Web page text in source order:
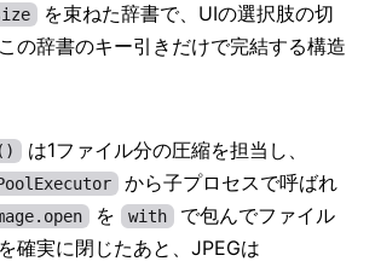
を束ねた辞書で、UIの選択肢の切
の辞書のキー引きだけで完結する構造
は1ファイル分の圧縮を担当し、
から子プロセスで呼ばれ
を with
で包んでファイル
確実に閉じたあと、JPEGは